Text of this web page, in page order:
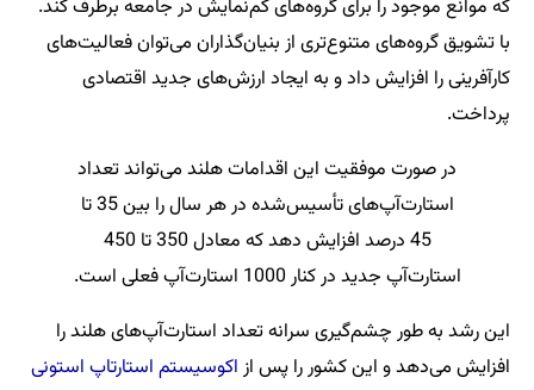
که موانع موجود را برای گروه‌های کم‌نمایش در جامعه برطرف کند.
با تشویق گروه‌های متنوع‌تری از بنیان‌گذاران می‌توان فعالیت‌های
کارآفرینی را افزایش داد و به ایجاد ارزش‌های جدید اقتصادی
پرداخت.
در صورت موفقیت این اقدامات هلند می‌تواند تعداد
استارت‌آپ‌های تأسیس‌شده در هر سال را بین 35 تا
45 درصد افزایش دهد که معادل 350 تا 450
استارت‌آپ جدید در کنار 1000 استارت‌آپ فعلی است.
این رشد به طور چشم‌گیری سرانه تعداد استارت‌آپ‌های هلند را
افزایش می‌دهد و این کشور را پس از اکوسیستم استارتاپ استونی